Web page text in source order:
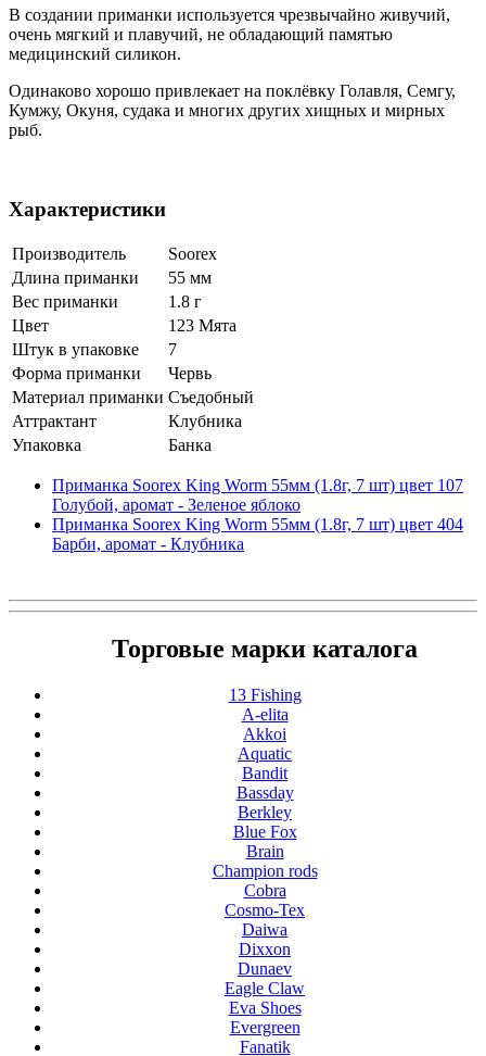
В создании приманки используется чрезвычайно живучий,
очень мягкий и плавучий, не обладающий памятью
медицинский силикон.
Одинаково хорошо привлекает на поклёвку Голавля, Семгу,
Кумжу, Окуня, судака и многих других хищных и мирных
рыб.
Характеристики
Производитель
Soorex
Длина приманки
55 мм
Вес приманки
1.8 г
Цвет
123 Мята
Штук в упаковке
7
Форма приманки
Червь
Материал приманки Съедобный
Аттрактант
Клубника
Упаковка
Банка
Приманка Soorex King Worm 55мм (1.8г, 7 шт) цвет 107
Голубой, аромат - Зеленое яблоко
Приманка Soorex King Worm 55мм (1.8г, 7 шт) цвет 404
Барби, аромат - Клубника
Торговые марки каталога
13 Fishing
A-elita
Akkoi
Aquatic
Bandit
Bassday
Berkley
Blue Fox
Brain
Champion rods
Cobra
Cosmo-Tex
Daiwa
Dixxon
Dunaev
Eagle Claw
Eva Shoes
Evergreen
Fanatik